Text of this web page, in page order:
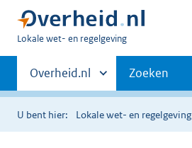
U
hier:
Lokale wet- en regelgeving
Primaire
navigatie
Andere
sites
binnen
Overheid.nl Zoeken
U bent hier: Lokale wet- en regelgeving